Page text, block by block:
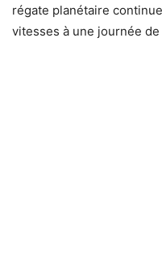
régate planétaire
vitesses à une journée de